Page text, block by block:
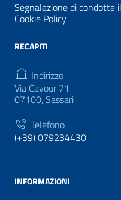
Segnalazione di condotte
Cookie Policy
RECAPITI
Indirizzo
Via Cavour 71
07100, Sassari
Telefono
(+39) 079234430
INFORMAZIONI